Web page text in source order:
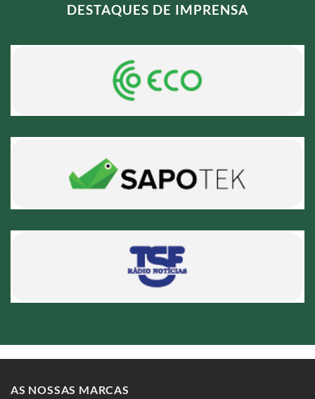
DESTAQUES DE IMPRENSA
AS NOSSAS MARCAS